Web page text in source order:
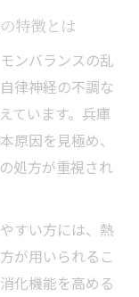
特徴とは
ンバランスの乱
律神経の不調な
ています。兵庫
原因を見極め、
処方が重視され
すい方には、熱
が用いられるこ
化機能を高める